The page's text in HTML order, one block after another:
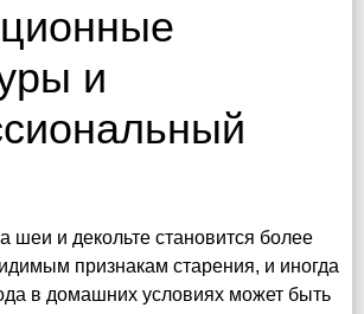
и
шеи и декольте становится более
признакам старения, и иногда
в домашних условиях может быть